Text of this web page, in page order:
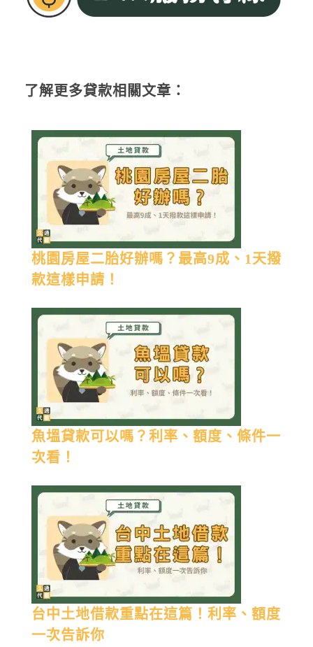
了解更多貸款相關文章：
桃園房屋二胎好辦嗎？最高9成、1天撥
款這樣申請！
魚塭貸款可以嗎？利率、額度、條件一
次看！
台中土地借款重點在這篇！利率、額度
一次告訴你